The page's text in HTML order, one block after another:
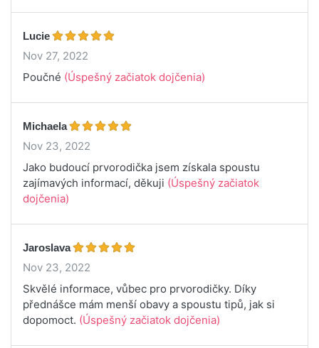
Lucie
Nov 27, 2022
Poučné (Úspešný začiatok dojčenia)
Michaela
Nov 23, 2022
Jako budoucí prvorodička jsem získala spoustu
zajímavých informací, děkuji (Úspešný začiatok
dojčenia)
Jaroslava
Nov 23, 2022
Skvělé informace, vůbec pro prvorodičky. Díky
přednášce mám menší obavy a spoustu tipů, jak si
dopomoct. (Úspešný začiatok dojčenia)